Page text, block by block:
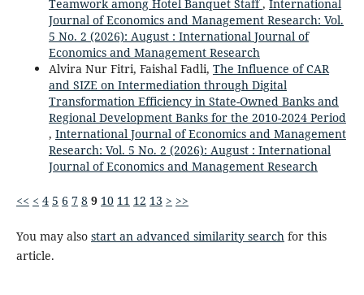
Teamwork among Hotel Banquet Staff, International
Journal of Economics and Management Research: Vol.
5 No. 2 (2026): August : International Journal of
Economics and Management Research
Alvira Nur Fitri, Faishal Fadli, The Influence of CAR
and SIZE on Intermediation through Digital
Transformation Efficiency in State-Owned Banks and
Regional Development Banks for the 2010-2024 Period
, International Journal of Economics and Management
Research: Vol. 5 No. 2 (2026): August : International
Journal of Economics and Management Research
<< < 4 5 6 7 8 9 10 11 12 13 > >>
You may also start an advanced similarity searchfor this
article.